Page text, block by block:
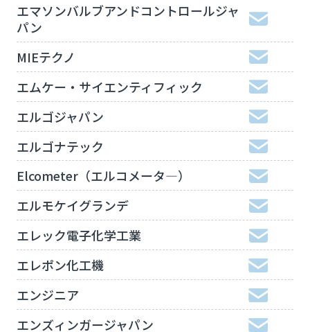
エマソンバルブアンドコントロールジャ
パン
MIEテクノ
エムケー・サイエンティフィック
エルゴジャパン
エルゴナテック
Elcometer（エルコメータ―）
エルモケイグランデ
エレック電子化学工業
エレポン化工機
エンジニア
エンズィンガージャパン